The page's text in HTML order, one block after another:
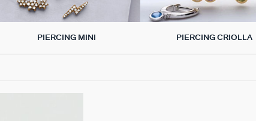
PIERCING MINI PIERCING CRIOLLA